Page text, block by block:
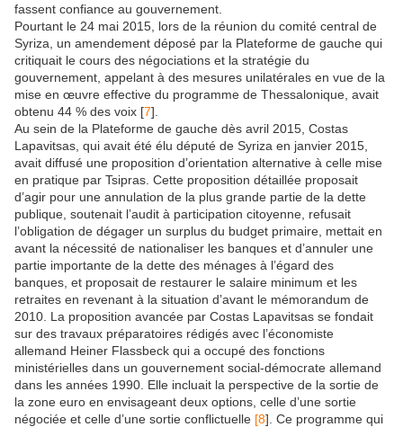
fassent confiance au gouvernement.
Pourtant le 24 mai 2015, lors de la réunion du comité central de
Syriza, un amendement déposé par la Plateforme de gauche qui
critiquait le cours des négociations et la stratégie du
gouvernement, appelant à des mesures unilatérales en vue de la
mise en œuvre effective du programme de Thessalonique, avait
obtenu 44 % des voix [7]
Au sein de la Plateforme de gauche dès avril 2015, Costas
Lapavitsas, qui avait été élu député de Syriza en janvier 2015,
avait diffusé une proposition d’orientation alternative à celle mise
en pratique par Tsipras. Cette proposition détaillée proposait
d’agir pour une annulation de la plus grande partie de la dette
publique, soutenait l’audit à participation citoyenne, refusait
l’obligation de dégager un surplus du budget primaire, mettait en
avant la nécessité de nationaliser les banques et d’annuler une
partie importante de la dette des ménages à l’égard des
banques, et proposait de restaurer le salaire minimum et les
retraites en revenant à la situation d’avant le mémorandum de
2010. La proposition avancée par Costas Lapavitsas se fondait
sur des travaux préparatoires rédigés avec l’économiste
allemand Heiner Flassbeck qui a occupé des fonctions
ministérielles dans un gouvernement social-démocrate allemand
dans les années 1990. Elle incluait la perspective de la sortie de
la zone euro en envisageant deux options, celle d’une sortie
négociée et celle d’une sortie conflictuelle [8]. Ce programme qui